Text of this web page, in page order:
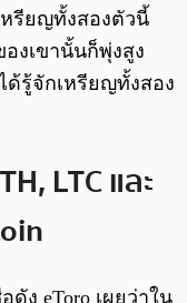
รียญทั้งสองตัวนี้
งเขานั้นก็พุ่งสูง
ด้รู้จักเหรียญทั้งสอง
LTC และ
ง eToro เผยว่าใน